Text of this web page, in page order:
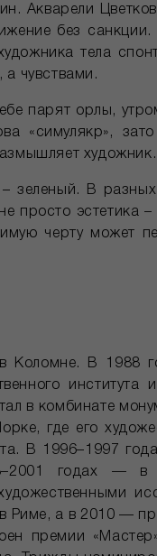
Акварели
без
тела
а чувствами.
парят орлы,
«симулякр»,
художник.
зеленый. В разных
просто эстетика
черту может
В 1988
в комбинате
где его
В 1996–1997
годах — в
Риме, а в 2010 —
премии